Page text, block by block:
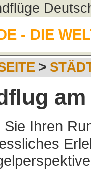
- DIE
>
Sie Ihren